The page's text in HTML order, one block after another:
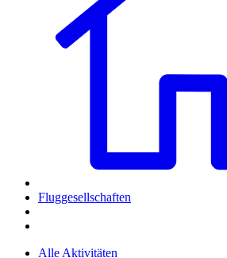
Fluggesellschaften
Alle Aktivitäten